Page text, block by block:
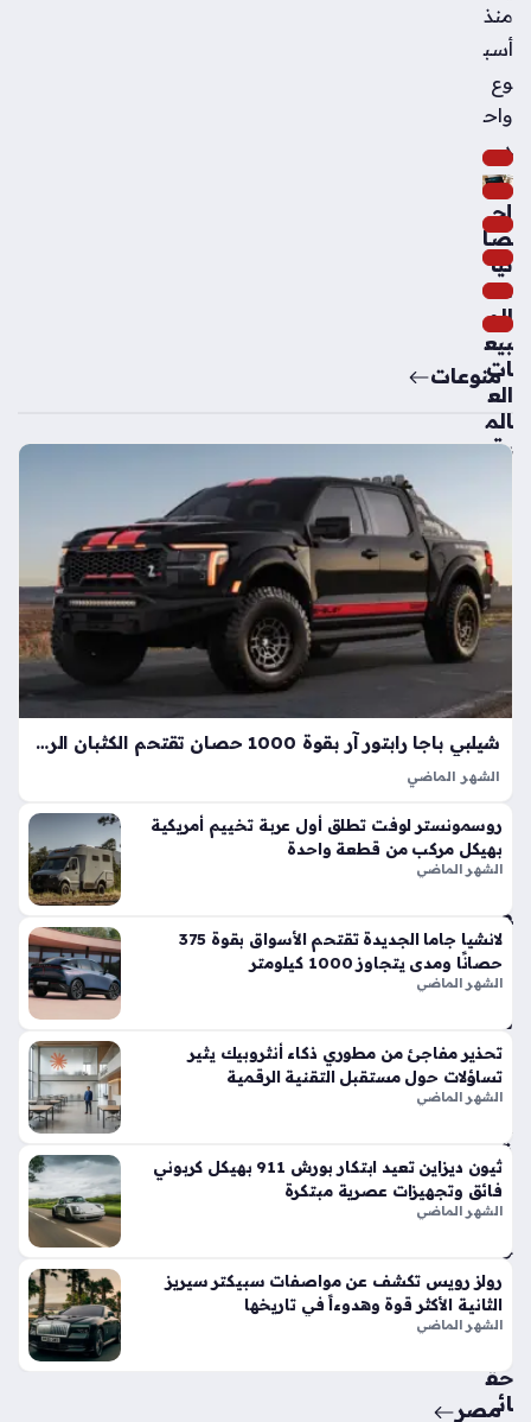
منذ
أسب
وع
واح
د
إح
صا
ئيا
ت
الم
بيع
ات
الع
الم
ية
سي
ارة
الك
ة
الأك
اعت
دي
ة
فو
قاً
في
الأ
س
وا
ق
الح
ة
منذ
أسب
وع
واح
حق
ائ
منوعات
شيلبي باجا رابتور آر بقوة 1000 حصان تقتحم الكثبان الرملية بأداء خارق
الشهر الماضي
المفرطة التي تكسر حواجز الأداء التقليدية في شاحنات البيك أب، إذ
ارتقت بهذه الفئة إلى مستويات غير مسبوقة بفضل تعديلات…
روسمونستر لوفت تطلق أول عربة تخييم أمريكية
بهيكل مركب من قطعة واحدة
الشهر الماضي
لانشيا جاما الجديدة تقتحم الأسواق بقوة 375
حصانًا ومدى يتجاوز 1000 كيلومتر
الشهر الماضي
تحذير مفاجئ من مطوري ذكاء أنثروبيك يثير
تساؤلات حول مستقبل التقنية الرقمية
الشهر الماضي
ثيون ديزاين تعيد ابتكار بورش 911 بهيكل كربوني
فائق وتجهيزات عصرية مبتكرة
الشهر الماضي
رولز رويس تكشف عن مواصفات سبيكتر سيريز
الثانية الأكثر قوة وهدوءاً في تاريخها
الشهر الماضي
مصر